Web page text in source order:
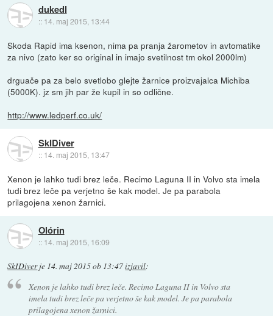
dukedl
:: 14. maj 2015, 13:44
Skoda Rapid ima ksenon, nima pa pranja žarometov in avtomatike
za nivo (zato ker so original in imajo svetilnost tm okol 2000lm)
drguače pa za belo svetlobo glejte žarnice proizvajalca Michiba
(5000K). jz sm jih par že kupil in so odlične.
http://www.ledperf.co.uk/
SkIDiver
:: 14. maj 2015, 13:47
Xenon je lahko tudi brez leče. Recimo Laguna II in Volvo sta imela
tudi brez leče pa verjetno še kak model. Je pa parabola
prilagojena xenon žarnici.
Olórin
:: 14. maj 2015, 16:09
SkIDiverje 14. maj 2015 ob 13:47izjavil:
Xenon je lahko tudi brez leče. Recimo Laguna II in Volvo sta
imela tudi brez leče pa verjetno še kak model. Je pa parabola
prilagojena xenon žarnici.